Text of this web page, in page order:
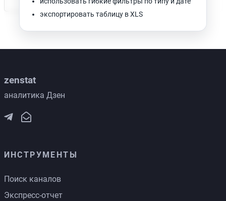
экспортировать таблицу в XLS
zenstat
аналитика Дзен
ИНСТРУМЕНТЫ
Поиск каналов
Экспресс-отчет